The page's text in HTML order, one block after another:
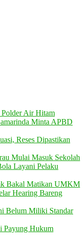
Polder Air Hitam
Minta APBD
Reses Dipastikan
Mulai Masuk Sekolah
Layani Pelaku
Bakal Matikan UMKM
Hearing Bareng
Belum Miliki Standar
Payung Hukum